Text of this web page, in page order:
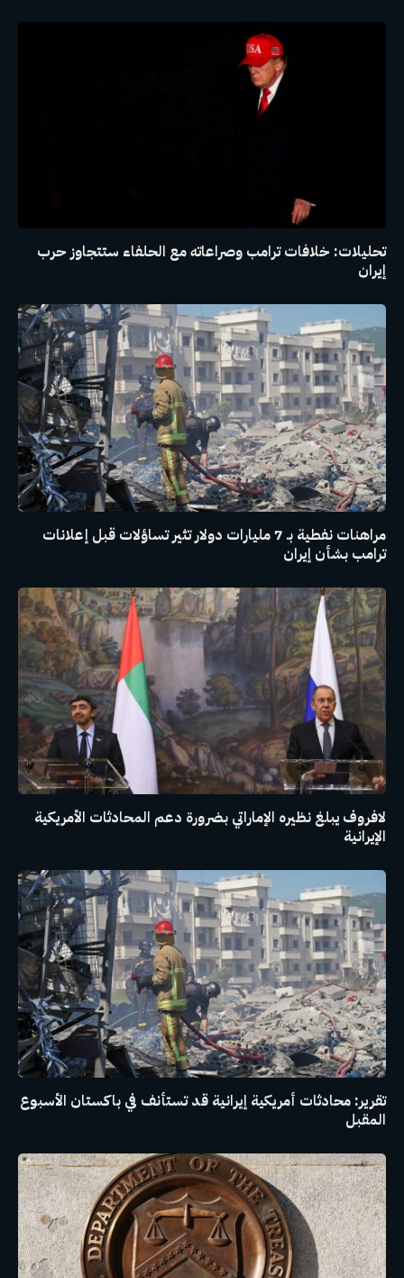
تحليلات: خلافات ترامب وصراعاته مع الحلفاء ستتجاوز حرب
إيران
مراهنات نفطية بـ 7 مليارات دولار تثير تساؤلات قبل إعلانات
ترامب بشأن إيران
لافروف يبلغ نظيره الإماراتي بضرورة دعم المحادثات الأمريكية
الإيرانية
تقرير: محادثات أمريكية إيرانية قد تستأنف في باكستان الأسبوع
المقبل